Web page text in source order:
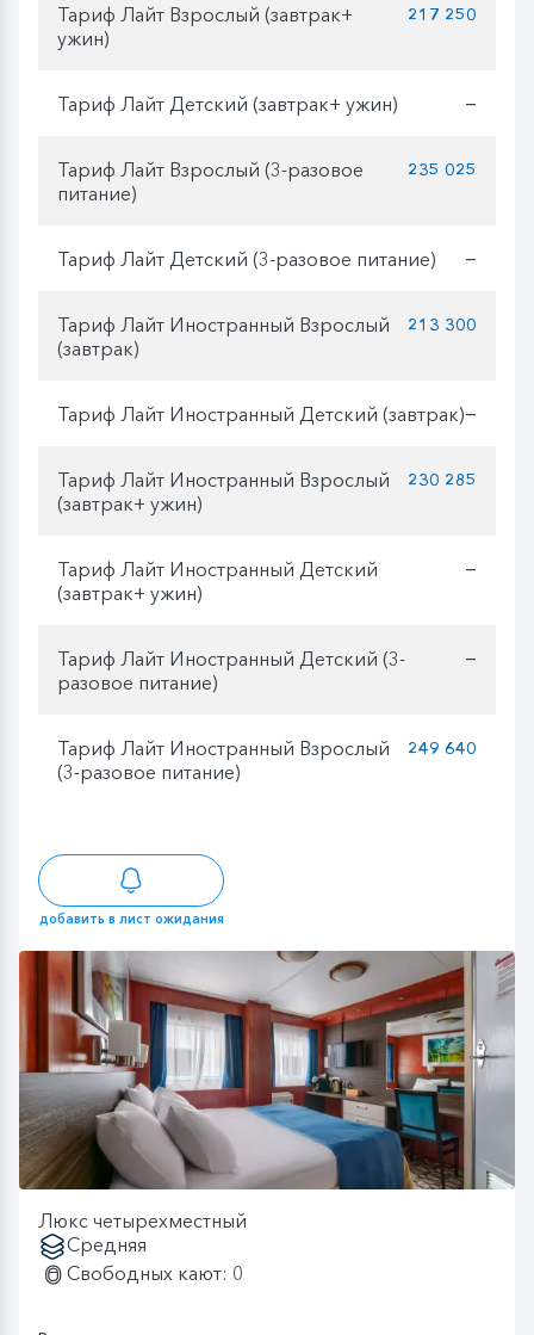
Тариф Лайт Взрослый (завтрак+
ужин)
217 250
Тариф Лайт Детский (завтрак+ ужин) —
Тариф Лайт Взрослый (3-разовое
питание)
235 025
Тариф Лайт Детский (3-разовое питание) —
Тариф Лайт Иностранный Взрослый
(завтрак)
213 300
Тариф Лайт Иностранный Детский (завтрак)—
Тариф Лайт Иностранный Взрослый
(завтрак+ ужин)
230 285
Тариф Лайт Иностранный Детский
(завтрак+ ужин)
—
Тариф Лайт Иностранный Детский (3-
разовое питание)
—
Тариф Лайт Иностранный Взрослый
(3-разовое питание)
249 640
добавить в лист ожидания
Люкс четырехместный
Средняя
Свободных кают: 0